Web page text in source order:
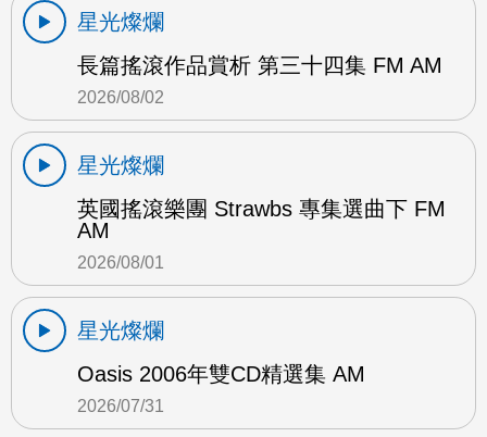
星光燦爛
長篇搖滾作品賞析 第三十四集 FM AM
2026/08/02
星光燦爛
英國搖滾樂團 Strawbs 專集選曲下 FM
AM
2026/08/01
星光燦爛
Oasis 2006年雙CD精選集 AM
2026/07/31